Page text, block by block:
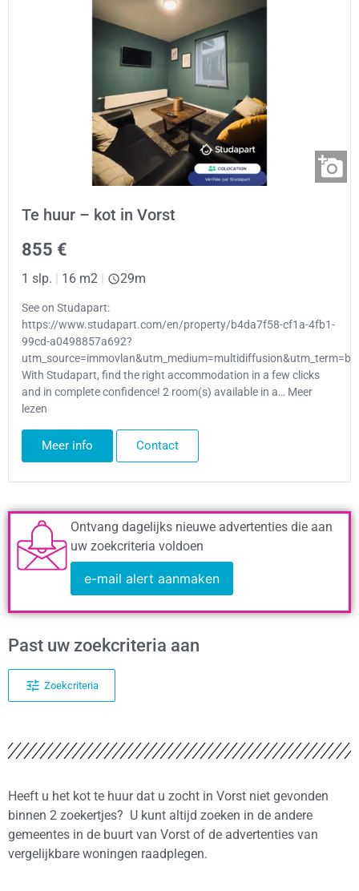
Te huur – kot in Vorst
855 €
1 slp. | 16 m2 | 29m
See on Studapart:
https://www.studapart.com/en/property/b4da7f58-cf1a-4fb1-
99cd-a0498857a692?
With Studapart, find the right accommodation in a few clicks
and in complete confidence! 2 room(s) available in a… Meer
lezen
Meer info Contact
Ontvang dagelijks nieuwe advertenties die aan
uw zoekcriteria voldoen
e-mail alert aanmaken
Past uw zoekcriteria aan
Zoekcriteria
Heeft u het kot te huur dat u zocht in Vorst niet gevonden
binnen 2 zoekertjes? U kunt altijd zoeken in de andere
gemeentes in de buurt van Vorst of de advertenties van
vergelijkbare woningen raadplegen.